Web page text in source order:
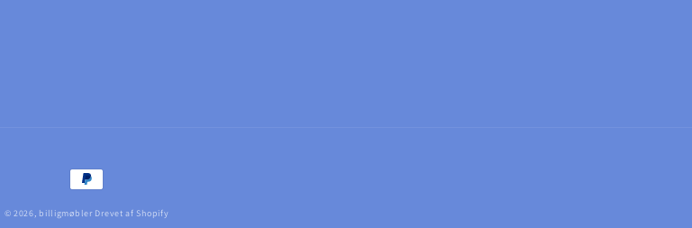
Betalingsmetoder
© 2026, billigmøbler Drevet af Shopify